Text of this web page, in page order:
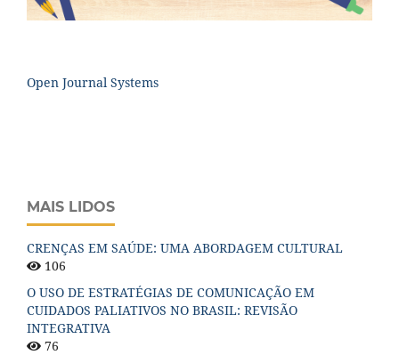
Open Journal Systems
MAIS LIDOS
CRENÇAS EM SAÚDE: UMA ABORDAGEM CULTURAL
106
O USO DE ESTRATÉGIAS DE COMUNICAÇÃO EM
CUIDADOS PALIATIVOS NO BRASIL: REVISÃO
INTEGRATIVA
76